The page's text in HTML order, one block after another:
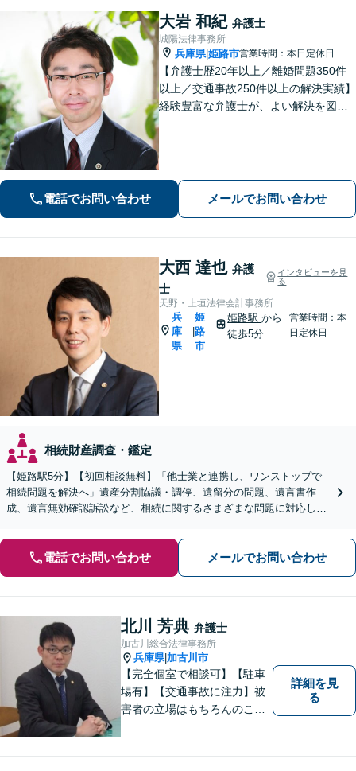
大岩 和紀 弁護士
城陽法律事務所
兵庫県|姫路市営業時間：本日定休日
【弁護士歴20年以上／離婚問題350件
以上／交通事故250件以上の解決実績】
経験豊富な弁護士が、よい解決を図り
電話でお問い合わせ メールでお問い合わせ
大西 達也 弁護
士
インタビューを見
る
天野・上垣法律会計事務所
兵
庫
県
姫
路
市
姫路駅から
徒歩5分
営業時間：本
日定休日
相続財産調査・鑑定
【姫路駅5分】【初回相談無料】「他士業と連携し、ワンストップで
相続問題を解決へ」遺産分割協議・調停、遺留分の問題、遺言書作
成、遺言無効確認訴訟など、相続に関するさまざまな問題に対応して
電話でお問い合わせ メールでお問い合わせ
北川 芳典 弁護士
加古川総合法律事務所
兵庫県|加古川市
【完全個室で相談可】【駐車
場有】【交通事故に注力】被
害者の立場はもちろんのこ
その経験の中で交通事故に関
詳細を見
る